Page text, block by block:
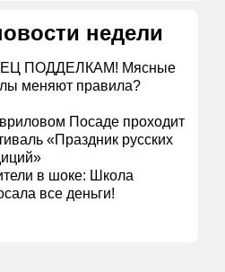
недели
ПОДДЕЛКАМ! Мясные
меняют правила?
Посаде проходит
«Праздник русских
в шоке: Школа
все деньги!